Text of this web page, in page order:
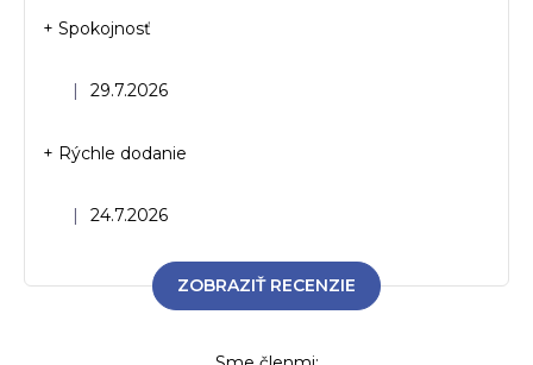
Hodnotenie obchodu je 5 z 5 hviezdičiek.
| 29.7.2026
+ Spokojnosť
Hodnotenie obchodu je 5 z 5 hviezdičiek.
| 24.7.2026
+ Rýchle dodanie
ZOBRAZIŤ RECENZIE